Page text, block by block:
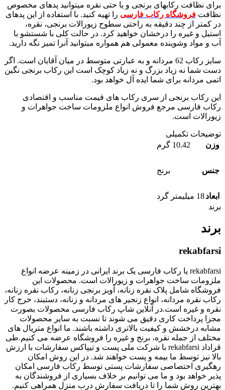
برای نظافت رکابهای برنجی و یا حتی نقره میتوانید پدهای مخصوص
نظافت فروشگاه رکاب فارسی را تهیه کنید. با استفاده از این پدهای
در کمتر از چند دقیقه به راحتی سطوح زیورالات برنجی، نقره،
استیل و غیره را درخشان خواهید کرد. در حالت کلی با شستشو با
آب و مواد وشوینده معمولی هم همواره میتوانید آنرا تمیز نگه دارید.
سایز رکاب 62 مردانه و به عبارتی متوسط در میان آقایان است. اگر
دست شما نه زیاد بزرگ و نه زیاد کوچک است این رکاب برنجی نگین
اتمی مردانه برای شما ایده آل خواهد بود.
این رکاب برنجی از سری رکاب های قیمت مناسب و اقتصادی
رکاب فارسی مرجع فروش انواع ملزومات ساخت جواهرات و
زیورالات است.
توضیحات تکمیلی
وزن
10.42 گرم
جنس برنج
ابعاد18 میلیمتر گرد
برند
برند
rekabfarsi
rekabfarsi یا رکاب فارسی یک برند ایرانی در زمینه عرضه انواع
ملزومات ساخت جواهرات و زیورالات است. محصولات این
فروشگاه شامل پلاک نقره زنانه، آویز برنجی زنانه، رکاب نقره زنانه،
رکاب نقره مردانه، انواع زنجیر های مردانه و زنانه، دستبند، خرج کار
نقره و غیره است.در آنلاین شاپ رکاب فارسی محصولات بصورت
مجزا پرداخت کاری دقیق می شوند تا نسبت به سایر محصولات
مشابه درخشش و کیفیت بالاتری داشته باشند. ما انواع متریال های
مختلف از جمله نقره، برنج و غیره را فروشگاه عرضه می کنیم.طی
قراداد rekabfarsi با شرکت ملی پست و تیپاکس سفارشات با ارزش
بالا نیز توسط ما بیمه و پست خواهند شد. در این روش امکان
رهگیری اختصاصی سفارشات پستی توسط رکاب فارسی امکان
پذیر خواهد بود و ما می توانیم بر خلاف بسیاری از فروشندگان به
بهترین روش شما را تا دریافت سفارش درب منزل همراهی کنیم.